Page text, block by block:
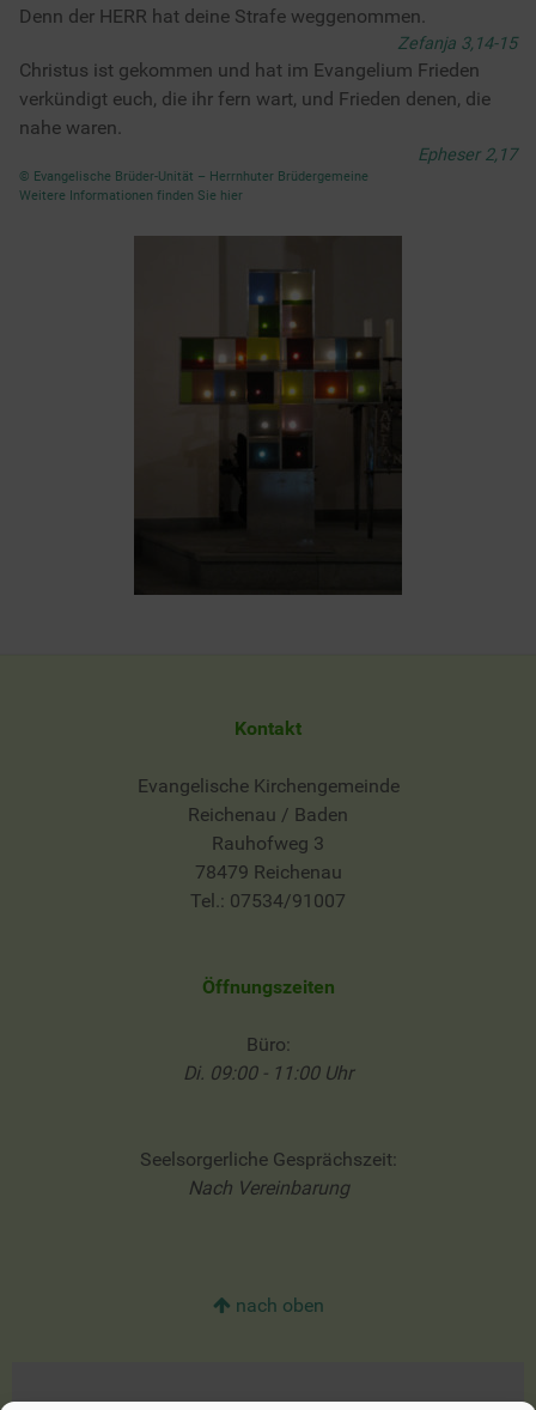
Denn der HERR hat deine Strafe weggenommen.
Zefanja 3,14-15
Christus ist gekommen und hat im Evangelium Frieden
verkündigt euch, die ihr fern wart, und Frieden denen, die
nahe waren.
Epheser 2,17
© Evangelische Brüder-Unität – Herrnhuter Brüdergemeine
Weitere Informationen finden Sie hier
Kontakt
Evangelische Kirchengemeinde
Reichenau / Baden
Rauhofweg 3
78479 Reichenau
Tel.: 07534/91007
Öffnungszeiten
Büro:
Di. 09:00 - 11:00 Uhr
Seelsorgerliche Gesprächszeit:
Nach Vereinbarung
nach oben